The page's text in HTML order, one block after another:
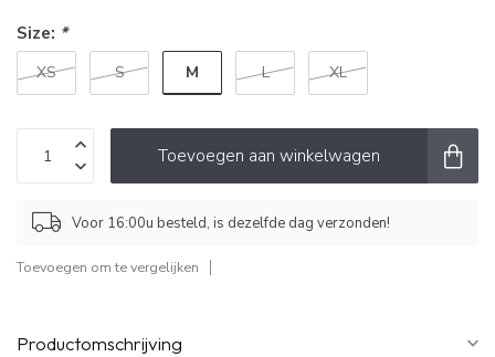
Size: *
XS S M L XL
Toevoegen aan winkelwagen
Voor 16:00u besteld, is dezelfde dag verzonden!
Toevoegen om te vergelijken
Productomschrijving